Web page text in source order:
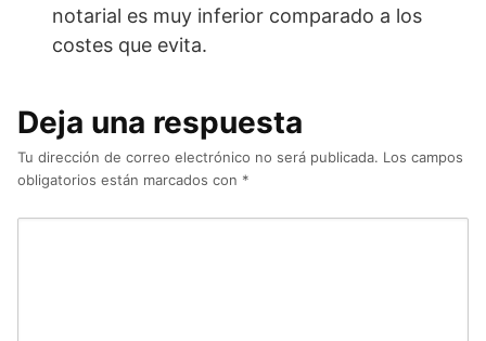
notarial es muy inferior comparado a los
costes que evita.
Deja una respuesta
Tu dirección de correo electrónico no será publicada. Los campos
obligatorios están marcados con *